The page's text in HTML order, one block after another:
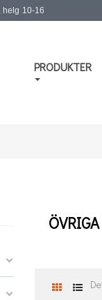
helg 10-16
PRODUKTER